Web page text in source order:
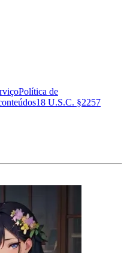
Política de
18 U.S.C. §2257